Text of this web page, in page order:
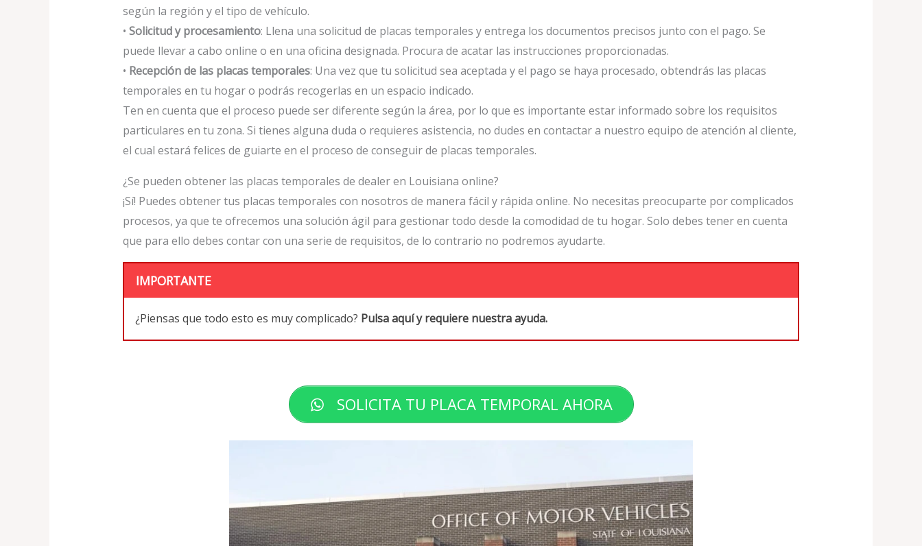
según la región y el tipo de vehículo.
• Solicitud y procesamiento: Llena una solicitud de placas temporales y entrega los documentos precisos junto con el pago. Se
puede llevar a cabo online o en una oficina designada. Procura de acatar las instrucciones proporcionadas.
• Recepción de las placas temporales: Una vez que tu solicitud sea aceptada y el pago se haya procesado, obtendrás las placas
temporales en tu hogar o podrás recogerlas en un espacio indicado.
Ten en cuenta que el proceso puede ser diferente según la área, por lo que es importante estar informado sobre los requisitos
particulares en tu zona. Si tienes alguna duda o requieres asistencia, no dudes en contactar a nuestro equipo de atención al cliente,
el cual estará felices de guiarte en el proceso de conseguir de placas temporales.
¿Se pueden obtener las placas temporales de dealer en Louisiana online?
¡Sí! Puedes obtener tus placas temporales con nosotros de manera fácil y rápida online. No necesitas preocuparte por complicados
procesos, ya que te ofrecemos una solución ágil para gestionar todo desde la comodidad de tu hogar. Solo debes tener en cuenta
que para ello debes contar con una serie de requisitos, de lo contrario no podremos ayudarte.
IMPORTANTE
¿Piensas que todo esto es muy complicado? Pulsa aquí y requiere nuestra ayuda.
SOLICITA TU PLACA TEMPORAL AHORA